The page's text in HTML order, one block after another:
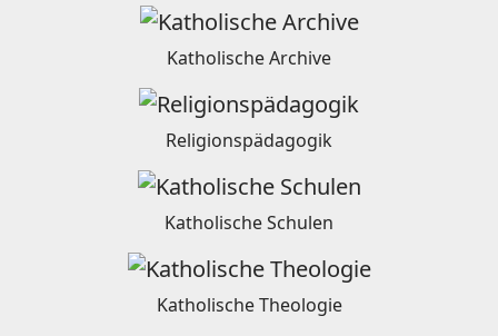
Katholische Archive
Religionspädagogik
Katholische Schulen
Katholische Theologie